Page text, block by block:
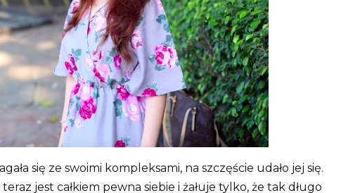
się ze swoimi kompleksami, na szczęście udało jej się.
jest całkiem pewna siebie i żałuje tylko, że tak długo